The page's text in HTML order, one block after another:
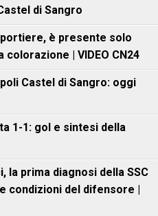
di Sangro
portiere, è presente solo
| VIDEO CN24
Castel di Sangro: oggi
1-1: gol e sintesi della
la prima diagnosi della SSC
condizioni del difensore |